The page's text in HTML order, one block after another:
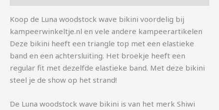
Koop de Luna woodstock wave bikini voordelig bij
kampeerwinkeltje.nl en vele andere kampeerartikelen
Deze bikini heeft een triangle top met een elastieke
band en een achtersluiting. Het broekje heeft een
regular fit met dezelfde elastieke band. Met deze bikini
steel je de show op het strand!
De Luna woodstock wave bikini is van het merk Shiwi